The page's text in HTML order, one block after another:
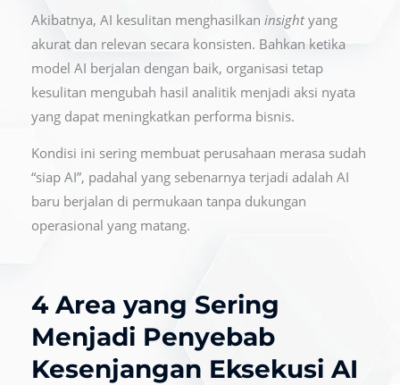
Akibatnya, AI kesulitan menghasilkan insightyang
akurat dan relevan secara konsisten. Bahkan ketika
model AI berjalan dengan baik, organisasi tetap
kesulitan mengubah hasil analitik menjadi aksi nyata
yang dapat meningkatkan performa bisnis.
Kondisi ini sering membuat perusahaan merasa sudah
“siap AI”, padahal yang sebenarnya terjadi adalah AI
baru berjalan di permukaan tanpa dukungan
operasional yang matang.
4 Area yang Sering
Menjadi Penyebab
Kesenjangan Eksekusi AI